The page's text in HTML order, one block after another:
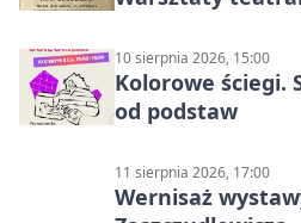
10 sierpnia 2026, 15:00
Kolorowe ściegi.
od podstaw
11 sierpnia 2026, 17:00
Wernisaż